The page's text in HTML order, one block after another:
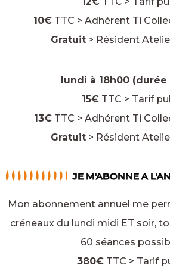
10€ TTC > Adhérent Ti
Gratuit> Résident
lundi à 18h00 (durée
15€ TTC > Tarif
13€TTC > Adhérent Ti
Gratuit> Résident
JE M'ABONNE A
Mon abonnement annuel me
créneaux du lundi midi ET soir,
60 séances
380€ TTC > Tarif